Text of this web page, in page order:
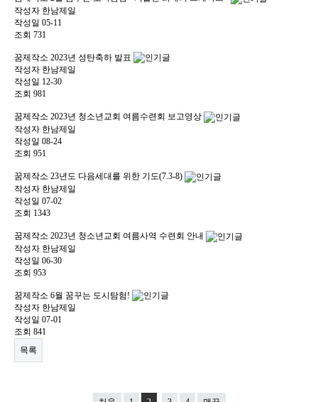
작성자 한남제일
작성일 05-11
조회 731
꿈제작소 2023년 성탄축하 발표
작성자 한남제일
작성일 12-30
조회 981
꿈제작소 2023년 청소년교회 여름수련회 보고영상
작성자 한남제일
작성일 08-24
조회 951
꿈제작소 23년도 다음세대를 위한 기도(7.3-8)
작성자 한남제일
작성일 07-02
조회 1343
꿈제작소 2023년 청소년교회 여름사역 수련회 안내
작성자 한남제일
작성일 06-30
조회 953
꿈제작소 6월 꿈꾸는 도시탐험!
작성자 한남제일
작성일 07-01
조회 841
목록